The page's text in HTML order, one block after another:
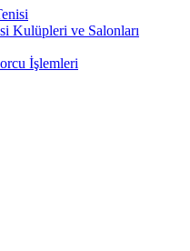
Kulüpleri ve Salonları
İşlemleri